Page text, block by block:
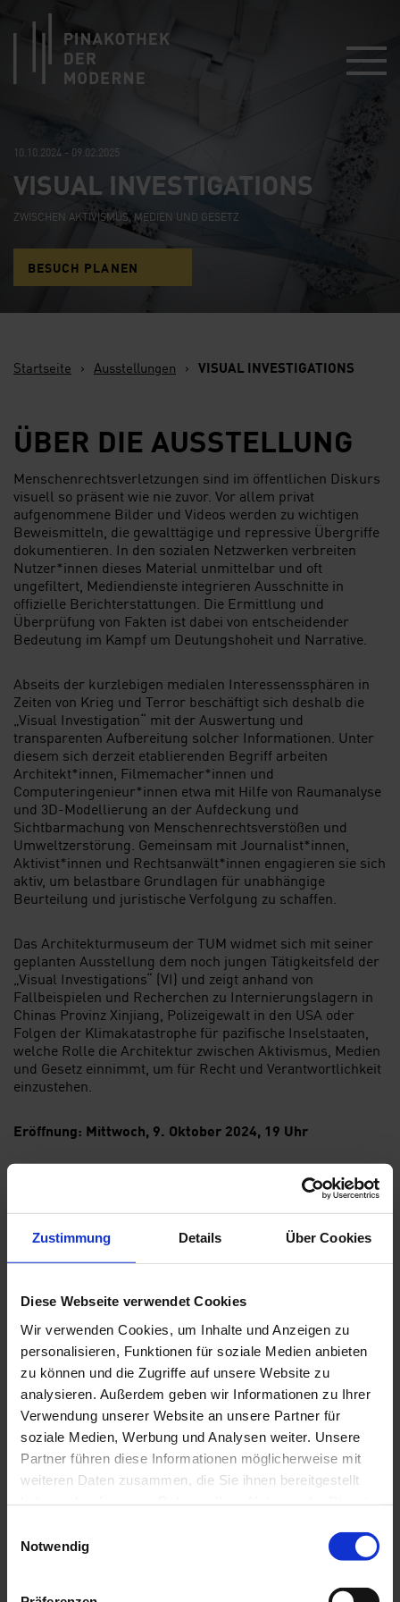
Zustimmung Details Über Cookies
Diese Webseite verwendet Cookies
Wir verwenden Cookies, um Inhalte und Anzeigen zu
personalisieren, Funktionen für soziale Medien anbieten
zu können und die Zugriffe auf unsere Website zu
analysieren. Außerdem geben wir Informationen zu Ihrer
Verwendung unserer Website an unsere Partner für
soziale Medien, Werbung und Analysen weiter. Unsere
Partner führen diese Informationen möglicherweise mit
weiteren Daten zusammen, die Sie ihnen bereitgestellt
Notwendig
10.10.2024 - 09.02.2025
VISUAL INVESTIGATIONS
ZWISCHEN AKTIVISMUS, MEDIEN UND GESETZ
BESUCH PLANEN
Startseite › Ausstellungen › VISUAL INVESTIGATIONS
ÜBER DIE AUSSTELLUNG
Menschenrechtsverletzungen sind im öffentlichen Diskurs
visuell so präsent wie nie zuvor. Vor allem privat
aufgenommene Bilder und Videos werden zu wichtigen
Beweismitteln, die gewalttägige und repressive Übergriffe
dokumentieren. In den sozialen Netzwerken verbreiten
Nutzer*innen dieses Material unmittelbar und oft
ungefiltert, Mediendienste integrieren Ausschnitte in
offizielle Berichterstattungen. Die Ermittlung und
Überprüfung von Fakten ist dabei von entscheidender
Bedeutung im Kampf um Deutungshoheit und Narrative.
Abseits der kurzlebigen medialen Interessenssphären in
Zeiten von Krieg und Terror beschäftigt sich deshalb die
„Visual Investigation“ mit der Auswertung und
transparenten Aufbereitung solcher Informationen. Unter
diesem sich derzeit etablierenden Begriff arbeiten
Architekt*innen, Filmemacher*innen und
Computeringenieur*innen etwa mit Hilfe von Raumanalyse
und 3D-Modellierung an der Aufdeckung und
Sichtbarmachung von Menschenrechtsverstößen und
Umweltzerstörung. Gemeinsam mit Journalist*innen,
Aktivist*innen und Rechtsanwält*innen engagieren sie sich
aktiv, um belastbare Grundlagen für unabhängige
Beurteilung und juristische Verfolgung zu schaffen.
Das Architekturmuseum der TUM widmet sich mit seiner
geplanten Ausstellung dem noch jungen Tätigkeitsfeld der
„Visual Investigations“ (VI) und zeigt anhand von
Fallbeispielen und Recherchen zu Internierungslagern in
Chinas Provinz Xinjiang, Polizeigewalt in den USA oder
Folgen der Klimakatastrophe für pazifische Inselstaaten,
welche Rolle die Architektur zwischen Aktivismus, Medien
und Gesetz einnimmt, um für Recht und Verantwortlichkeit
einzustehen.
Eröffnung: Mittwoch, 9. Oktober 2024, 19 Uhr
Überwachungsmaterial des NYPD, das dem
Ermittlungsteam für die Sammelklage
Sow et al. gegen die Stadt New York et al. zur Verfügung
gestellt wurde, 2023.